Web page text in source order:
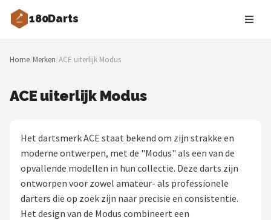
180Darts
Zoeken
NAVIGATIE
Blog
Dartspelers
Toernooien
Home/Merken/ACE uiterlijk Modus
ACE uiterlijk Modus
Het dartsmerk ACE staat bekend om zijn strakke en
moderne ontwerpen, met de "Modus" als een van de
opvallende modellen in hun collectie. Deze darts zijn
ontworpen voor zowel amateur- als professionele
darters die op zoek zijn naar precisie en consistentie.
Het design van de Modus combineert een